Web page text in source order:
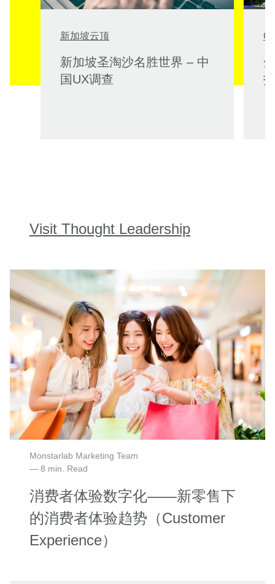
新加坡云顶
新加坡圣淘沙名胜世界 – 中
国UX调查
Visit Thought Leadership
Monstarlab Marketing Team
— 8 min. Read
消费者体验数字化——新零售下
的消费者体验趋势（Customer
Experience）